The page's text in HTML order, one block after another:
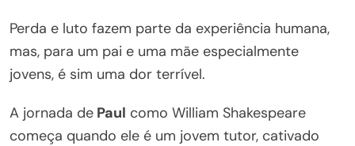
Perda e luto fazem parte da experiência humana,
mas, para um pai e uma mãe especialmente
jovens, é sim uma dor terrível.
A jornada de Paul como William Shakespeare
começa quando ele é um jovem tutor, cativado